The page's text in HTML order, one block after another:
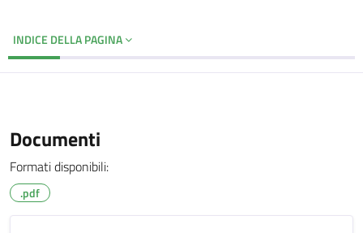
INDICE DELLA PAGINA
Documenti
Formati disponibili:
.pdf